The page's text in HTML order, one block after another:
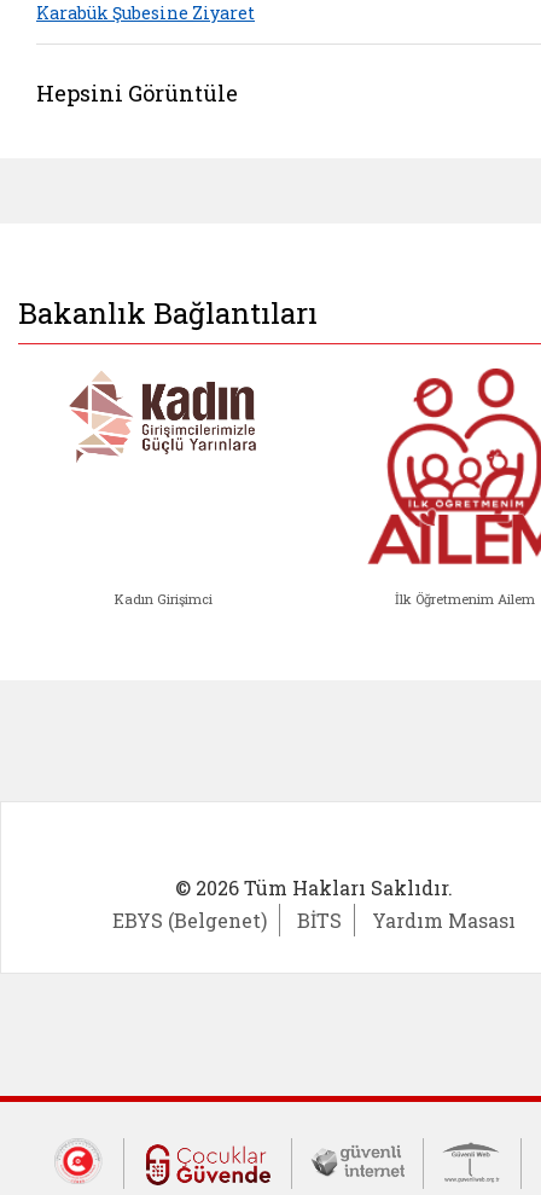
Karabük Şubesine Ziyaret
Hepsini Görüntüle
Bakanlık Bağlantıları
Kadın Girişimci İlk Öğretmenim Ailem
© 2026 Tüm Hakları Saklıdır.
EBYS (Belgenet)
BİTS Yardım Masası
Dış Bağlantılar
Cumhurbaşkanlığı İletişim Merkezi
Çocuklar Güvende (yeni
Güvenli